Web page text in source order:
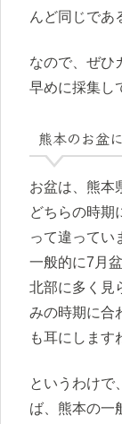
んど同じであ
なので、ぜひ
早めに採集し
熊本のお盆
お盆は、熊本
どちらの時期
って違ってい
一般的に7月
北部に多く見
みの時期に合
も耳にします
というわけで
ば、熊本の一